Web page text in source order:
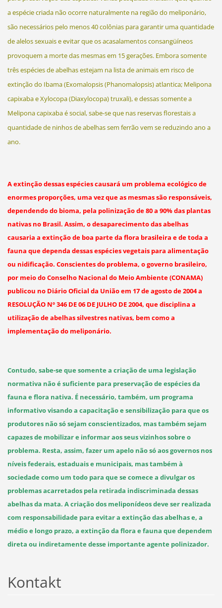
a espécie criada não ocorre naturalmente na região do meliponário,
são necessários pelo menos 40 colônias para garantir uma quantidade
de alelos sexuais e evitar que os acasalamentos consangüíneos
provoquem a morte das mesmas em 15 gerações. Embora somente
três espécies de abelhas estejam na lista de animais em risco de
extinção do Ibama (Exomalopsis (Phanomalopsis) atlantica; Melipona
capixaba e Xylocopa (Diaxylocopa) truxali), e dessas somente a
Melipona capixaba é social, sabe-se que nas reservas florestais a
quantidade de ninhos de abelhas sem ferrão vem se reduzindo ano a
ano.
A extinção dessas espécies causará um problema ecológico de
enormes proporções, uma vez que as mesmas são responsáveis,
dependendo do bioma, pela polinização de 80 a 90% das plantas
nativas no Brasil. Assim, o desaparecimento das abelhas
causaria a extinção de boa parte da flora brasileira e de toda a
fauna que dependa dessas espécies vegetais para alimentação
ou nidificação. Conscientes do problema, o governo brasileiro,
por meio do Conselho Nacional do Meio Ambiente (CONAMA)
publicou no Diário Oficial da União em 17 de agosto de 2004 a
RESOLUÇÃO Nº 346 DE 06 DE JULHO DE 2004, que disciplina a
utilização de abelhas silvestres nativas, bem como a
implementação do meliponário.
Contudo, sabe-se que somente a criação de uma legislação
normativa não é suficiente para preservação de espécies da
fauna e flora nativa. É necessário, também, um programa
informativo visando a capacitação e sensibilização para que os
produtores não só sejam conscientizados, mas também sejam
capazes de mobilizar e informar aos seus vizinhos sobre o
problema. Resta, assim, fazer um apelo não só aos governos nos
níveis federais, estaduais e municipais, mas também à
sociedade como um todo para que se comece a divulgar os
problemas acarretados pela retirada indiscriminada dessas
abelhas da mata. A criação dos meliponídeos deve ser realizada
com responsabilidade para evitar a extinção das abelhas e, a
médio e longo prazo, a extinção da flora e fauna que dependem
direta ou indiretamente desse importante agente polinizador.
Kontakt